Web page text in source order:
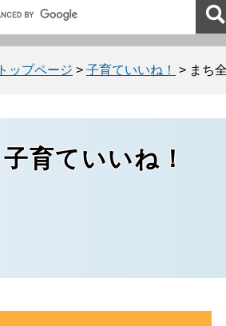
トップページ > 子育ていいね！ > まち
子育ていいね！